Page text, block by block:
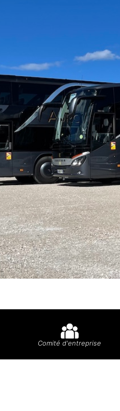
Comité d'entreprise